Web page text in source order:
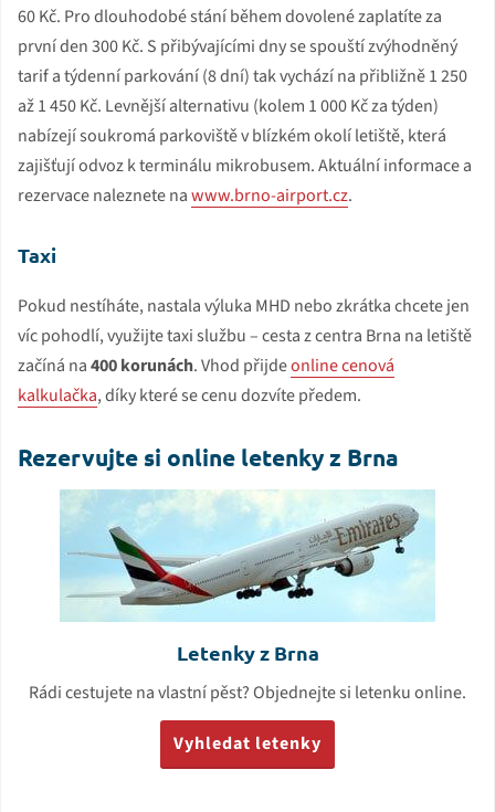
60 Kč. Pro dlouhodobé stání během dovolené zaplatíte za
první den 300 Kč. S přibývajícími dny se spouští zvýhodněný
tarif a týdenní parkování (8 dní) tak vychází na přibližně 1 250
až 1 450 Kč. Levnější alternativu (kolem 1 000 Kč za týden)
nabízejí soukromá parkoviště v blízkém okolí letiště, která
zajišťují odvoz k terminálu mikrobusem. Aktuální informace a
rezervace naleznete nawww.brno-airport.cz.
Taxi
Pokud nestíháte, nastala výluka MHD nebo zkrátka chcete jen
víc pohodlí, využijte taxi službu – cesta z centra Brna na letiště
začíná na400 korunách. Vhod přijdeonline cenová
kalkulačka, díky které se cenu dozvíte předem.
Rezervujte si online letenky z Brna
Letenky z Brna
Rádi cestujete na vlastní pěst? Objednejte si letenku online.
Vyhledat letenky